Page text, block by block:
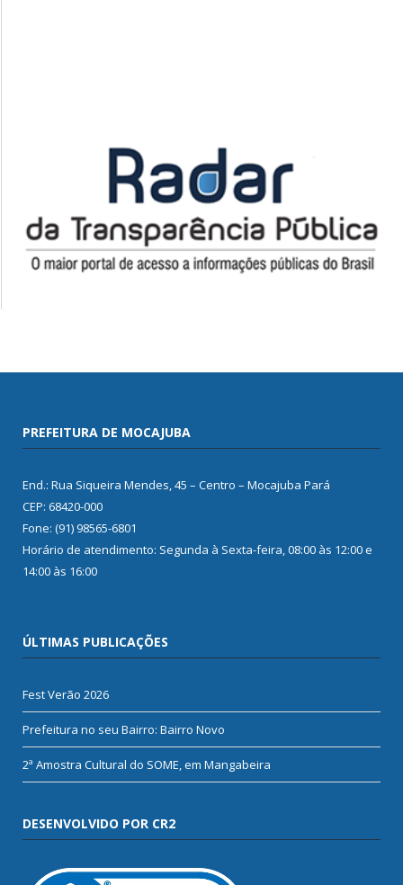
PREFEITURA DE MOCAJUBA
End.: Rua Siqueira Mendes, 45 – Centro – Mocajuba Pará
CEP: 68420-000
Fone: (91) 98565-6801
Horário de atendimento: Segunda à Sexta-feira, 08:00 às 12:00 e
14:00 às 16:00
ÚLTIMAS PUBLICAÇÕES
Fest Verão 2026
Prefeitura no seu Bairro: Bairro Novo
2ª Amostra Cultural do SOME, em Mangabeira
DESENVOLVIDO POR CR2